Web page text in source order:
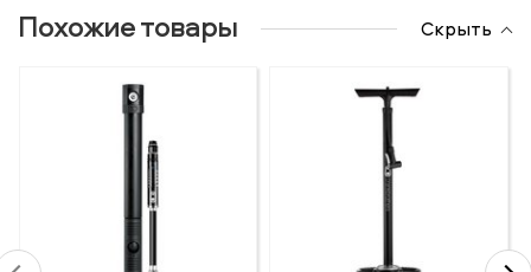
Похожие товары Скрыть